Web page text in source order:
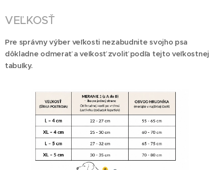
VEĽKOSŤ
Pre správny výber veľkosti nezabudnite svojho psa
dôkladne odmerať a veľkosť zvoliť podľa tejto veľkostnej
tabuľky.